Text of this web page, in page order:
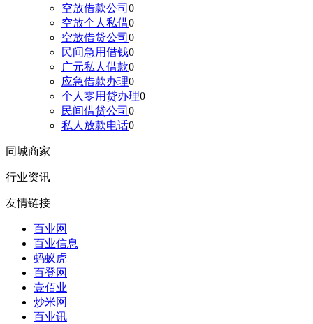
空放借款公司 0
空放个人私借0
空放借贷公司 0
民间急用借钱0
广元私人借款0
应急借款办理0
个人零用贷办理0
民间借贷公司 0
私人放款电话0
同城商家
行业资讯
友情链接
百业网
百业信息
蚂蚁虎
百登网
壹佰业
炒米网
百业讯